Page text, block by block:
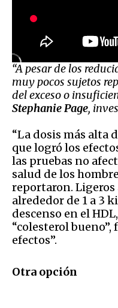
“A pesar de los
muy pocos sujetos
del exceso o
Stephanie Page,
“La dosis más alta
que logró los
las pruebas no
salud de los
reportaron. Ligeros
alrededor de 1 a 3
descenso en el
“colesterol
efectos”.
Otra opción